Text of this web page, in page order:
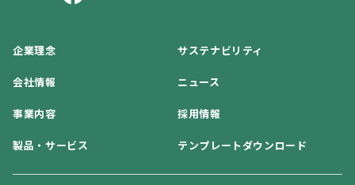
企業理念 サステナビリティ
会社情報 ニュース
事業内容 採用情報
製品・サービス テンプレートダウンロード